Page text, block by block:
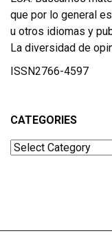
que por lo general
u otros idiomas y
La diversidad de
ISSN2766-4597
CATEGORIES
Categories